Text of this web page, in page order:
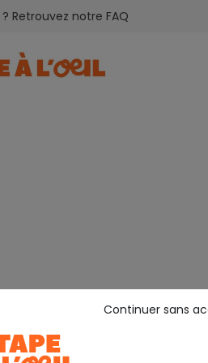
Retrouvez notre FAQ
Continuer sans